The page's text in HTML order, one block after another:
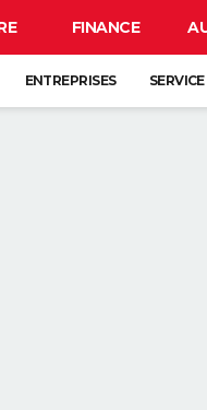
FINANCE
ENTREPRISES